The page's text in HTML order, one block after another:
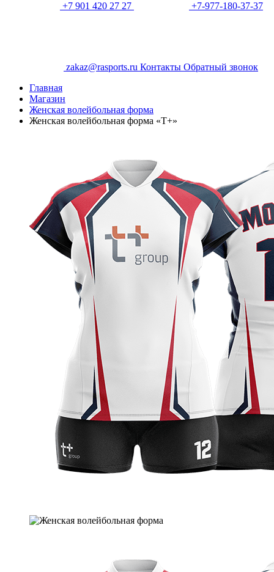
+7 901 420 27 27 +7-977-180-37-37
zakaz@rasports.ru Контакты Обратный звонок
Главная
Магазин
Женская волейбольная форма
Женская волейбольная форма «T+»